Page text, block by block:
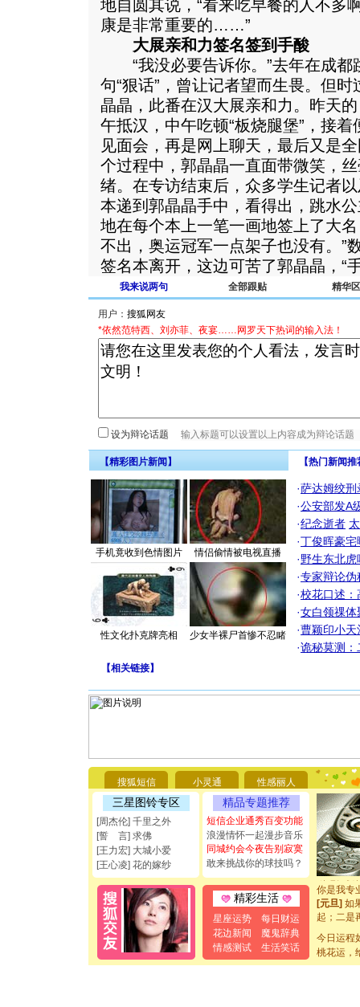
地自圆其说，“看来吃早餐的人不多
康是非常重要的……”
大展亲和力签名签到手酸
“我没必要告诉你。”去年在成都
句“狠话”，曾让记者望而生畏。但
晶晶，此番在汉大展亲和力。昨天
午抵汉，中午吃顿“板烧腿堡”，接
见面会，再是网上聊天，最后又是
个过程中，郭晶晶一直面带微笑，
绪。在专访结束后，众多学生记者
本递到郭晶晶手中，看得出，跳水
地在每个本上一笔一画地签上了大
不出，奥运冠军一点架子也没有。”
签名本离开，这边可苦了郭晶晶，“
我来说两句 全部跟贴 精华区
用户：
*依然范特西、刘亦菲、夜宴……网罗天下热词的输入法！
设为辩论话题
【精彩图片新闻】
手机竟收到色情图片 情侣偷情被电视直播
性文化扑克牌亮相 少女半裸尸首惨不忍睹
【热门新闻
·萨达姆绞刑
·公安部发A
·纪念逝者
·丁俊晖豪
·野生东北
·专家辩论伪
·校花口述：
·女白领祼体
·曹颖印小天
·诡秘莫测：
【相关链接】
搜狐短信 小灵通 性感丽人
三星图铃专区
[周杰伦] 千里之外
[誓 言] 求佛
[王力宏] 大城小爱
[王心凌] 花的嫁纱
精品专题推荐
短信企业通秀百变功能
浪漫情怀一起漫步音乐
同城约会今夜告别寂寞
敢来挑战你的球技吗？
精彩生活
星座运势
每日财运
花边新闻
魔鬼辞典
情感测试
生活笑话
你太多，
要平安！
[圣诞节]
能正大
都要快乐
[圣诞节]
如意,快
[元旦]看
断电。爱
你是我
[元旦]如
起；二是
离。水晶
[元旦]当
泣，这痛
卖了。水
今日运程
桃花运，